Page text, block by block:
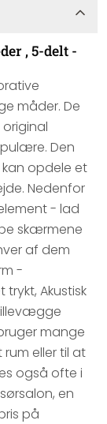
, 5-delt -
måder. De
Den
opdele et
Nedenfor
- lad
skærmene
af dem
-
Akustisk
mange
eller til at
også ofte i
en
på